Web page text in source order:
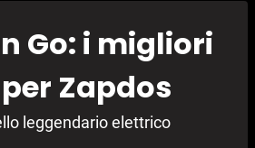
Go: i migliori
Zapdos
leggendario elettrico